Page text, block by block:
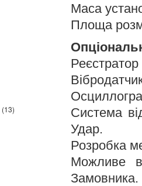
(13)
Маса
Площа
Реєстратор
Система
Удар.
Розробка
Можливе
Замовника.